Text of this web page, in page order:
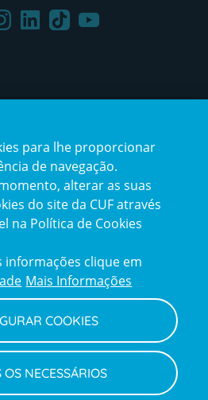
LinkedInTikTokYoutube
e Cookies
Termos e Condições
de Acessibilidade
Informações legais
para lhe proporcionar
de navegação.
alterar as suas
do site da CUF através
na Política de Cookies
informações clique em
Mais Informações
COOKIES
OS NECESSÁRIOS